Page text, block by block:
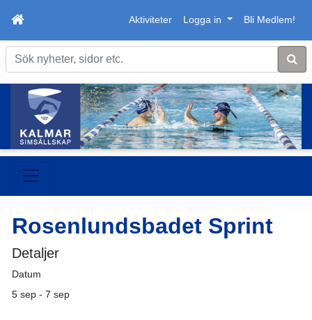
Aktiviteter Logga in Bli Medlem!
Sök
Rosenlundsbadet Sprint
Detaljer
Datum
5 sep - 7 sep